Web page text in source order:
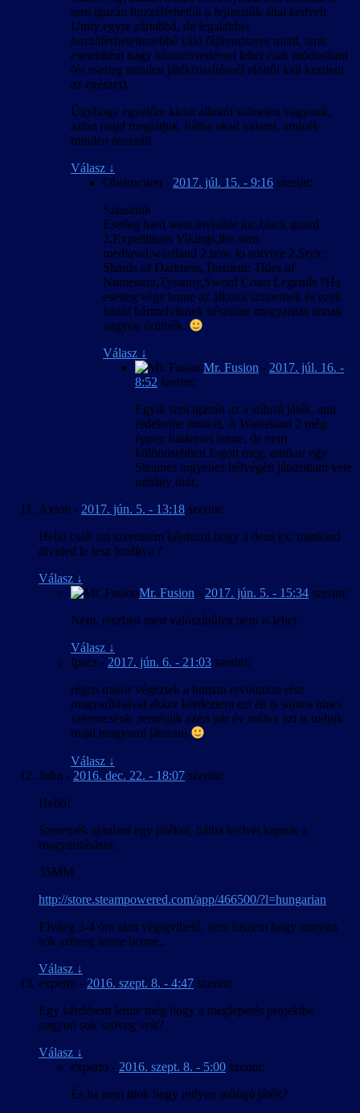
sem igazán hozzáférhetők a fejlesztők által kedvelt
Unity egyre zártabbá, de legalábbis
hozzáférhetetlenebbé váló fájlrendszere miatt, amit
esetenként nagy kínszenvedéssel lehet csak módosítani
(és esetleg minden játékfrissítésnél elölről kell kezdeni
az egészet).
Úgyhogy egyelőre kicsit alkotói szüneten vagyunk,
aztán majd meglátjuk, hátha akad valami, aminél
minden összeáll.
Válasz ↓
Obstruction - 2017. júl. 15. - 9:16 szerint:
Sziasztok
Esetleg hard west,invisible inc,black guard
2,Expeditions Vikings,the sims
mediaval,wastland 2,how to survive 2,Styx:
Shards of Darkness,Torment: Tides of
Numenera,Tyranny,Sword Coast Legends ?Ha
esetleg vége lenne az alkotói szünetnek és ezek
közül bármelyiknek készülne magyaritas annak
nagyon örülnék.
Válasz ↓
Mr. Fusion - 2017. júl. 16. -
8:52 szerint:
Egyik sem igazán az a stílusú játék, ami
érdekelne minket. A Wasteland 2 még
éppen határeset lenne, de nem
különösebben fogott meg, amikor egy
Steames ingyenes hétvégén játszottam vele
néhány órát.
Axton - 2017. jún. 5. - 13:18 szerint:
Hello csak azt szeretném kérdezni hogy a deus ex: mankind
divided le lesz fordítva ?
Válasz ↓
Mr. Fusion - 2017. jún. 5. - 15:34 szerint:
Nem, részben mert valószínűleg nem is lehet.
Válasz ↓
Ipacs - 2017. jún. 6. - 21:03 szerint:
régen mikor végeztek a human revolution rész
magyarításával akkor kérdeztem ezt én is sajnos nincs
szerencsénk ,reméljük azért pár év múlva azt is tudjuk
majd magyarul játszani
Válasz ↓
John - 2016. dec. 22. - 18:07 szerint:
Helló!
Szeretnék ajánlani egy játékot, hátha kedvet kaptok a
magyarításásra:
35MM
http://store.steampowered.com/app/466500/?l=hungarian
Elvileg 3-4 óra alatt végigvihető, nem hiszem hogy annyira
sok szöveg lenne benne..
Válasz ↓
experto - 2016. szept. 8. - 4:47 szerint:
Egy kérdésem lenne még hogy a meglepetés projektbe
nagyon sok szöveg volt?
Válasz ↓
experto - 2016. szept. 8. - 5:00 szerint:
És ha nem titok hogy milyen műfajú játék?